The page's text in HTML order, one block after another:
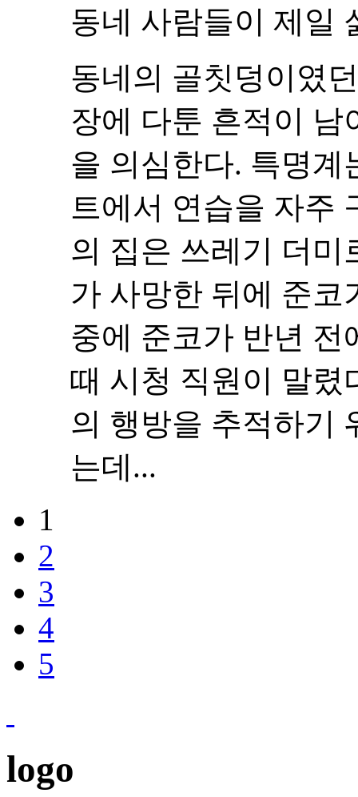
동네 사람들이 제일
동네의 골칫덩이였
장에 다툰 흔적이
을 의심한다. 특명계
트에서 연습을 자주
의 집은 쓰레기 더미
가 사망한 뒤에 준코
중에 준코가 반년 전
때 시청 직원이 말렸
의 행방을 추적하기
는데...
1
2
3
4
5
logo